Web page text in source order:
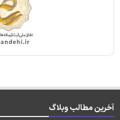
آخرین مطالب وبلاگ